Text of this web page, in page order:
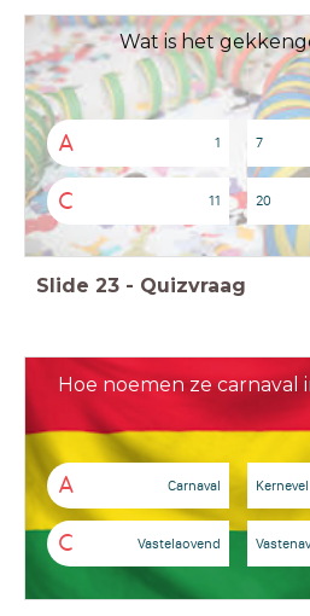
Wat is het
A 1 7
C 11 20
Slide 23 - Quizvraag
Hoe noemen ze carnaval
A Carnaval Kernevel
C Vastelaovend